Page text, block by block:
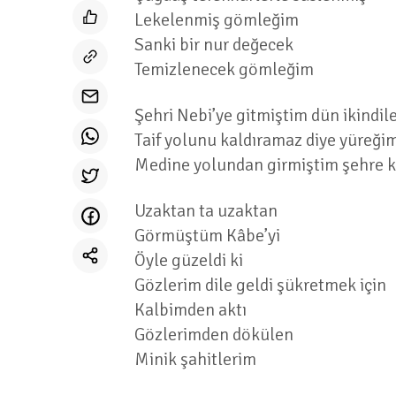
Lekelenmiş gömleğim
Sanki bir nur değecek
Temizlenecek gömleğim
Şehri Nebi’ye gitmiştim dün
Taif yolunu kaldıramaz diye
Medine yolundan girmiştim şehre
Uzaktan ta uzaktan
Görmüştüm Kâbe’yi
Öyle güzeldi ki
Gözlerim dile geldi şükretmek için
Kalbimden aktı
Gözlerimden dökülen
Minik şahitlerim